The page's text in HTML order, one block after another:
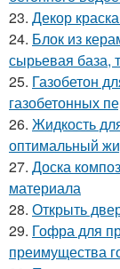
23. Декор
24. Блок из
сырьевая база,
25. Газобетон
газобетонных
26. Жидкость
оптимальный
27. Доска
материала
28. Открыть
29. Гофра для
преимущества